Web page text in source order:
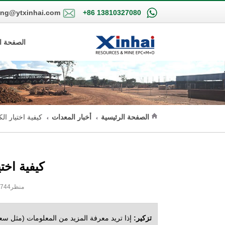
+86 13810327080
الصفحة
الصفحة الرئيسية أخبار المعدات كيفية اختيار
كيفية
2019-09-27 5:36:43 XinHai منظر2744
تزكير: إذا تريد معرفة المزيد من المعلومات (مثل